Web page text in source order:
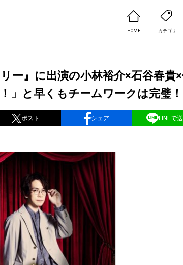
HOME カテゴリ
ー』に出演の小林裕介×石谷春貴
」と早くもチームワークは完璧！
ポスト シェア LINEで